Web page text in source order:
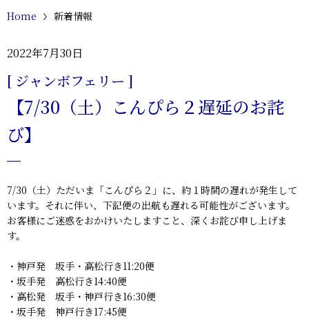
Home 新着情報
2022年7月30日
[ ジャンボフェリー ]
【7/30（土）こんぴら２遅延のお詫
び】
7/30（土）ただいま「こんぴら２」に、約１時間の遅れが発生して
います。それに伴い、下記便の出航も遅れる可能性がございます。
お客様にご迷惑をおかけいたしますこと、深くお詫び申し上げま
す。
・神戸発 坂手・高松行き11:20便
・坂手発 高松行き14:40便
・高松発 坂手・神戸行き16:30便
・坂手発 神戸行き17:45便